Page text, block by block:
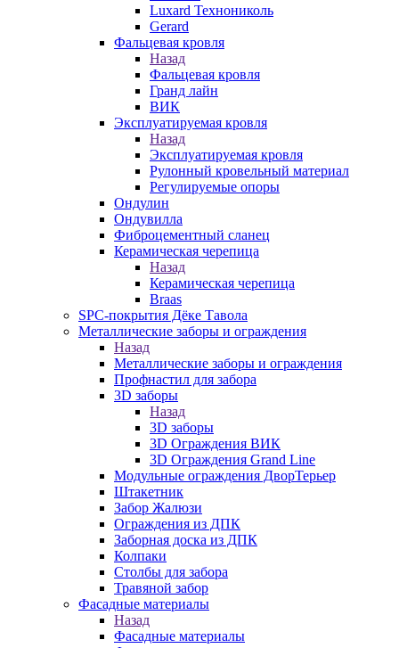
Luxard Технониколь
Gerard
Фальцевая кровля
Назад
Фальцевая кровля
Гранд лайн
ВИК
Эксплуатируемая кровля
Назад
Эксплуатируемая кровля
Рулонный кровельный материал
Регулируемые опоры
Ондулин
Ондувилла
Фиброцементный сланец
Керамическая черепица
Назад
Керамическая черепица
Braas
SPC-покрытия Дёке Тавола
Металлические заборы и ограждения
Назад
Металлические заборы и ограждения
Профнастил для забора
3D заборы
Назад
3D заборы
3D Ограждения ВИК
3D Ограждения Grand Line
Модульные ограждения ДворТерьер
Штакетник
Забор Жалюзи
Ограждения из ДПК
Заборная доска из ДПК
Колпаки
Столбы для забора
Травяной забор
Фасадные материалы
Назад
Фасадные материалы